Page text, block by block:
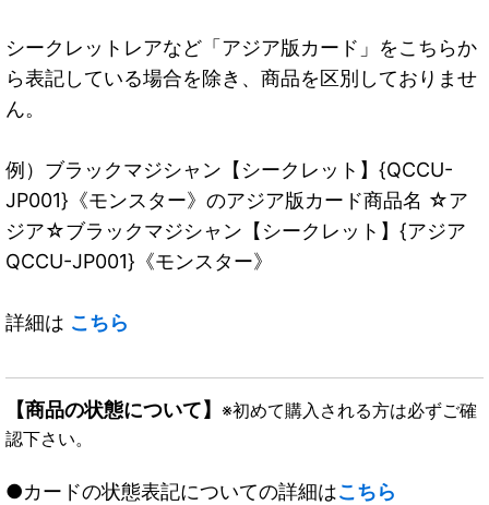
シークレットレアなど「アジア版カード」をこちらか
ら表記している場合を除き、商品を区別しておりませ
ん。
例）ブラックマジシャン【シークレット】{QCCU-
JP001}《モンスター》のアジア版カード商品名 ☆ア
ジア☆ブラックマジシャン【シークレット】{アジア
QCCU-JP001}《モンスター》
詳細は こちら
【商品の状態について】 ※初めて購入される方は必ずご確
認下さい。
●カードの状態表記についての詳細はこちら